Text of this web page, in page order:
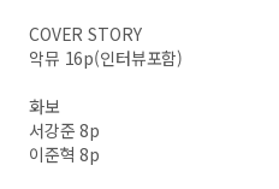
COVER STORY
악뮤 16p(인터뷰포함)
화보
서강준 8p
이준혁 8p